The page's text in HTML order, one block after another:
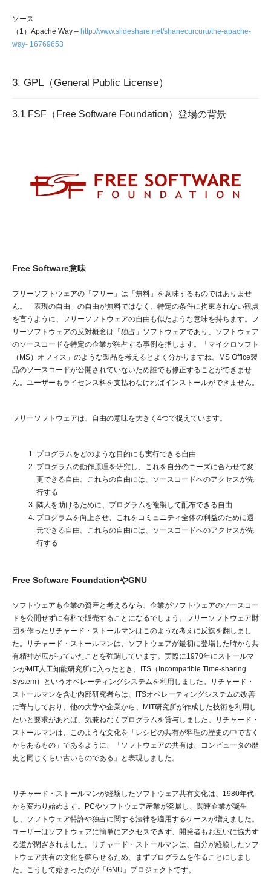
ソース
（1）Apache Way – http://www.slideshare.net/shanecurcuru/the-apache-
way- 16769653
3. GPL（General Public License）
3.1 FSF（Free Software Foundation）登場の背景
Free Software意味
フリーソフトウェアの「フリー」は「無料」を意味するものではありませ
ん。「表現の自由」の自由が無料ではなく、特定の条件に拘束されない観点
を言うように、フリーソフトウェアの自由も似たような意味を持ちます。フ
リーソフトウェアの反対概念は「独占」ソフトウェアであり、ソフトウェア
のソースコードを特定の企業が独占する事例を指します。「マイクロソフト
（MS）オフィス」のような製品を考えるとよく分かりますね。MS Office製
品のソースコードが公開されていないため誰でも修正することができませ
ん。ユーザーもライセンス料を支払わなければインストールができません。
フリーソフトウェアは、自由の意味を大きく4つで捉えています。
プログラムをどのような目的にも実行できる自由
プログラムの動作原理を研究し、これを自分のニーズに合わせて変
更できる自由。これらの自由には、ソースコードへのアクセスが先
行する
隣人を助けるために、プログラムを複製して配布できる自由
プログラムを向上させ、これをコミュニティ全体の利益のために還
元できる自由。これらの自由には、ソースコードへのアクセスが先
行する
Free Software FoundationやGNU
ソフトウェアも企業の資産と考えるなら、企業がソフトウェアのソースコー
ドを公開せずに有料で販売することになるでしょう。フリーソフトウェア財
団を作ったリチャード・ストールマンはこのような考えに反旗を翻しまし
た。リチャード・ストールマンは、ソフトウェアが最初に登場した時から共
有精神が広がっていたことを強調しています。実際に1970年にストールマ
ンがMIT人工知能研究所に入ったとき、ITS（Incompatible Time-sharing
System）というオペレーティングシステムを利用しました。リチャード・
ストールマンを含む内部研究者らは、ITSオペレーティングシステムの改善
に寄与しており、他の大学や企業から、MIT研究所が作成した技術を利用し
たいと要求があれば、気兼ねなくプログラムを貸与しました。リチャード・
ストールマンは、このような文化を「レシピの共有が料理の歴史の中で古く
からあるもの」であるように、「ソフトウェアの共有は、コンピュータの歴
史と同じくらい古いものである」と表現しました。
リチャード・ストールマンが経験したソフトウェア共有文化は、1980年代
から変わり始めます。PCやソフトウェア産業が発展し、関連企業が誕生
し、ソフトウェア特許や独占に関する法律を適用するケースが増えました。
ユーザーはソフトウェアに簡単にアクセスできず、開発者もお互いに協力す
る道が閉ざされました。リチャード・ストールマンは、自分が経験したソフ
トウェア共有の文化を蘇らせるため、まずプログラムを作ることにしまし
た。こうして始まったのが「GNU」プロジェクトです。